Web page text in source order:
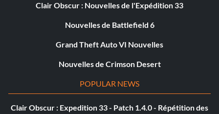
Clair Obscur : Nouvelles de l'Expédition 33
Nouvelles de Battlefield 6
Grand Theft Auto VI Nouvelles
Nouvelles de Crimson Desert
POPULAR NEWS
Clair Obscur : Expedition 33 - Patch 1.4.0 - Répétition des